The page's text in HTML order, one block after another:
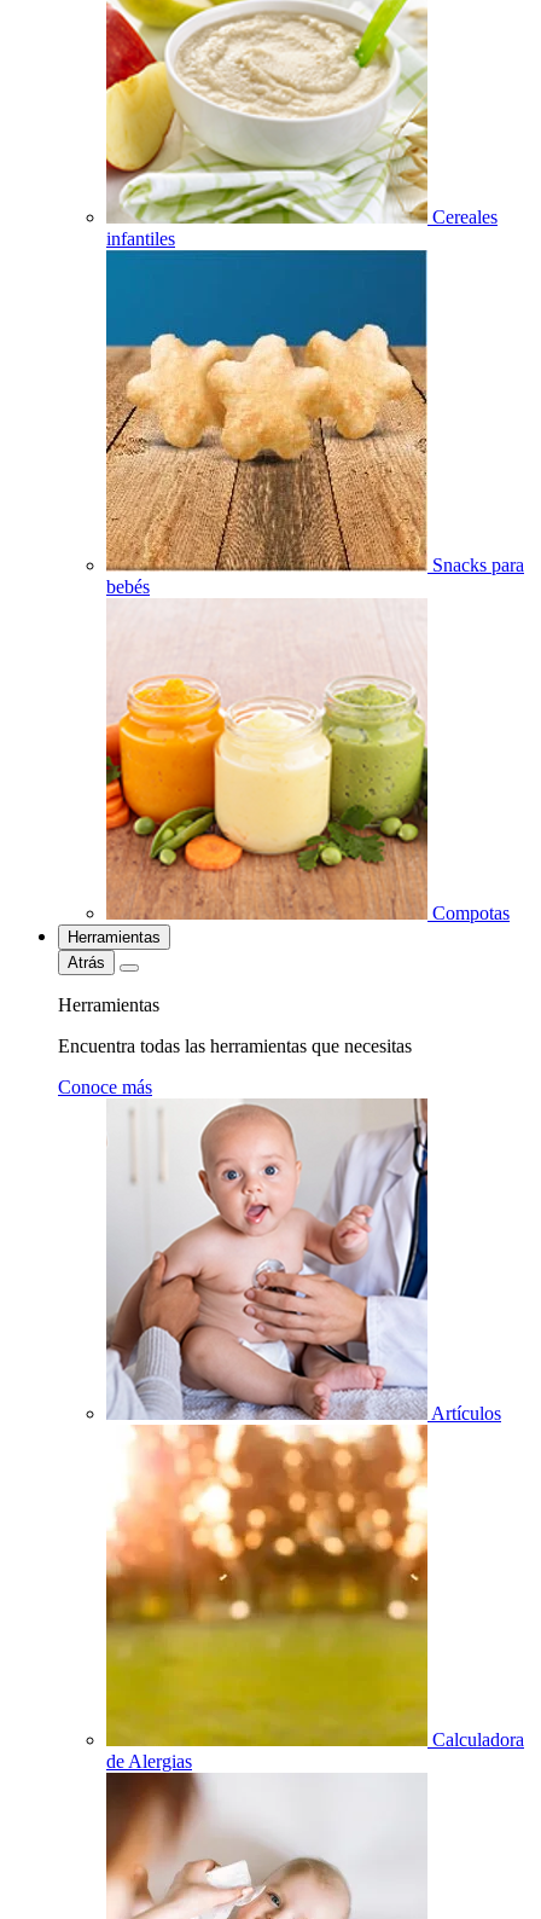
Cereales
infantiles
Snacks para
bebés
Compotas
Herramientas
Atrás
Herramientas
Encuentra todas las herramientas que necesitas
Conoce más
Artículos
Calculadora
de Alergias